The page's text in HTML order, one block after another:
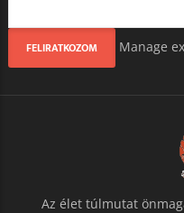
Manage
Az élet túlmutat